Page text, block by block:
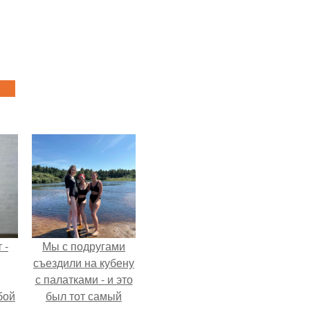
-
Мы с подругами
съездили на кубену
с палатками - и это
был тот самый